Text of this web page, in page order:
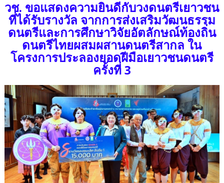
วช. ขอแสดงความยินดีกับวงดนตรีเยาวชน
ที่ได้รับรางวัล จากการส่งเสริมวัฒนธรรม
ดนตรีและการศึกษาวิจัยอัตลักษณ์ท้องถิ่น
ดนตรีไทยผสมผสานดนตรีสากล ใน
โครงการประลองยอดฝีมือเยาวชนดนตรี
ครั้งที่ 3